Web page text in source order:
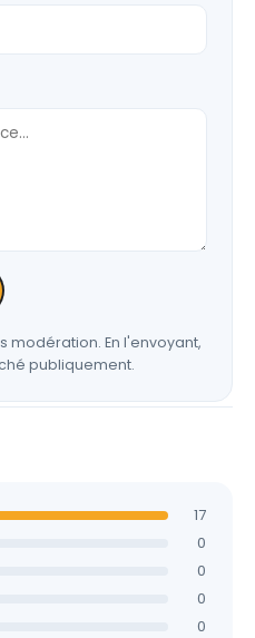
modération. En l'envoyant,
publiquement.
17
0
0
0
0